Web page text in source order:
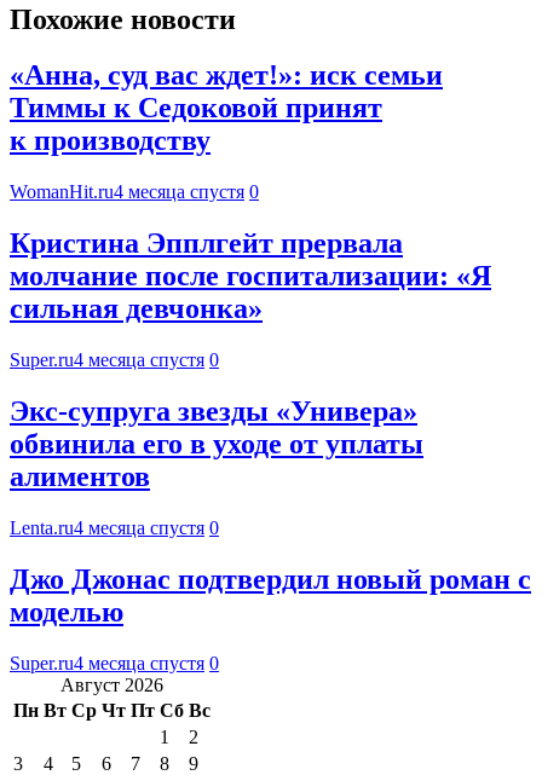
Похожие новости
«Анна, суд вас ждет!»: иск семьи
Тиммы к Седоковой принят
к производству
WomanHit.ru4 месяца спустя 0
Кристина Эпплгейт прервала
молчание после госпитализации: «Я
сильная девчонка»
Super.ru4 месяца спустя 0
Экс-супруга звезды «Универа»
обвинила его в уходе от уплаты
алиментов
Lenta.ru4 месяца спустя 0
Джо Джонас подтвердил новый роман с
моделью
Super.ru4 месяца спустя 0
Август 2026
Пн Вт Ср Чт Пт Сб Вс
1
2
3
4 5 6 7 8
9